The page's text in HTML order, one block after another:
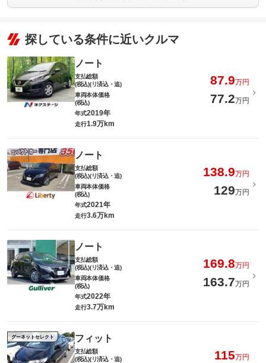
探している条件に近いクルマ
ノート
支払総額
(税込)(リ済込・追)
87.9万円
車両本体価格
(税込)
77.2万円
年式2019年
走行1.9万km
ノート
支払総額
(税込)(リ済込・追)
138.9万円
車両本体価格
(税込)
129万円
年式2021年
走行3.6万km
ノート
支払総額
(税込)(リ済込・追)
169.8万円
車両本体価格
(税込)
163.7万円
年式2022年
走行3.7万km
グーネットセレクト フィット
支払総額
(税込)(リ済込・追)
115万円